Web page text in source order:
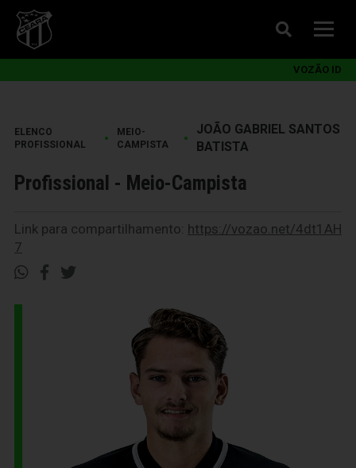
VOZÃO ID
ELENCO
PROFISSIONAL
•
MEIO-
CAMPISTA
•
JOÃO GABRIEL SANTOS
BATISTA
Profissional - Meio-Campista
Link para compartilhamento: https://vozao.net/4dt1AH
7